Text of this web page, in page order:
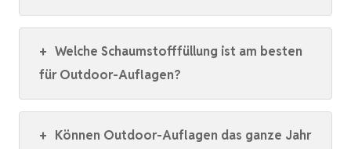
+ Welche Schaumstofffüllung ist am besten
für Outdoor-Auflagen?
+ Können Outdoor-Auflagen das ganze Jahr